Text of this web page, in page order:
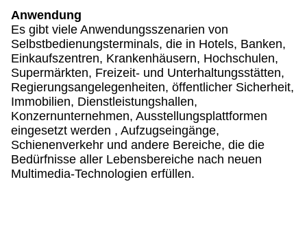
Anwendung
Es gibt viele Anwendungsszenarien von
Selbstbedienungsterminals, die in Hotels, Banken,
Einkaufszentren, Krankenhäusern, Hochschulen,
Supermärkten, Freizeit- und Unterhaltungsstätten,
Regierungsangelegenheiten, öffentlicher Sicherheit,
Immobilien, Dienstleistungshallen,
Konzernunternehmen, Ausstellungsplattformen
eingesetzt werden , Aufzugseingänge,
Schienenverkehr und andere Bereiche, die die
Bedürfnisse aller Lebensbereiche nach neuen
Multimedia-Technologien erfüllen.